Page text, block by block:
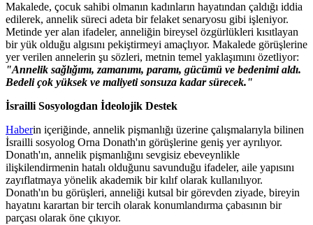
Makalede, çocuk sahibi olmanın kadınların hayatından çaldığı iddia
edilerek, annelik süreci adeta bir felaket senaryosu gibi işleniyor.
Metinde yer alan ifadeler, anneliğin bireysel özgürlükleri kısıtlayan
bir yük olduğu algısını pekiştirmeyi amaçlıyor. Makalede görüşlerine
yer verilen annelerin şu sözleri, metnin temel yaklaşımını özetliyor:
"Annelik sağlığımı, zamanımı, paramı, gücümü ve bedenimi aldı.
Bedeli çok yüksek ve maliyeti sonsuza kadar sürecek."
İsrailli Sosyologdan İdeolojik Destek
Haberin içeriğinde, annelik pişmanlığı üzerine çalışmalarıyla bilinen
İsrailli sosyolog Orna Donath'ın görüşlerine geniş yer ayrılıyor.
Donath'ın, annelik pişmanlığını sevgisiz ebeveynlikle
ilişkilendirmenin hatalı olduğunu savunduğu ifadeler, aile yapısını
zayıflatmaya yönelik akademik bir kılıf olarak kullanılıyor.
Donath'ın bu görüşleri, anneliği kutsal bir görevden ziyade, bireyin
hayatını karartan bir tercih olarak konumlandırma çabasının bir
parçası olarak öne çıkıyor.